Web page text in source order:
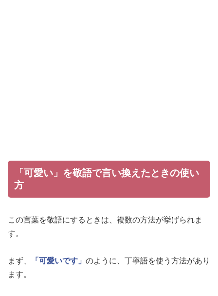
「可愛い」を敬語で言い換えたときの使い
方
この言葉を敬語にするときは、複数の方法が挙げられま
す。
まず、 「可愛いです」 のように、丁寧語を使う方法があり
ます。